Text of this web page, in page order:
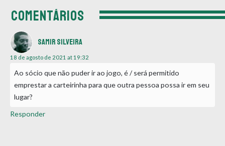
COMENTÁRIOS
Samir Silveira
18 de agosto de 2021 at 19:32
Ao sócio que não puder ir ao jogo, é / será permitido
emprestar a carteirinha para que outra pessoa possa ir em seu
lugar?
Responder